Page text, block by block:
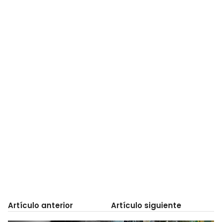
Artículo anterior Artículo siguiente